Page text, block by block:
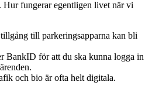
Hur fungerar egentligen livet när vi
till parkeringsapparna kan bli
BankID för att du ska kunna logga in
och bio är ofta helt digitala.